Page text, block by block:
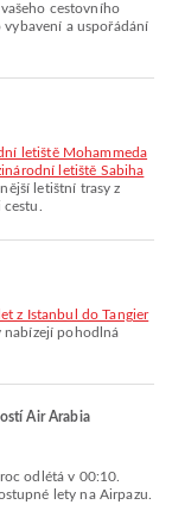
cestovního
a uspořádání
letiště Sabiha
letištní trasy z
let z Istanbul do Tangier
nabízejí pohodlná
Air Arabia
lety na Airpazu.